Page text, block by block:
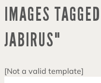
IMAGES
JABIRUS"
[Not a valid template]